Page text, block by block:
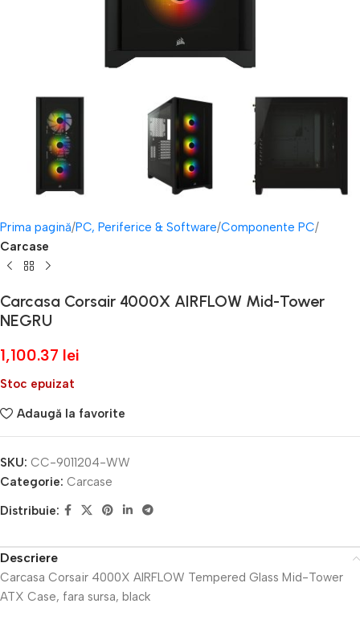
Prima pagină PC, Periferice & Software Componente PC
Carcase
Carcasa Corsair 4000X AIRFLOW Mid-Tower
NEGRU
1,100.37 lei
Stoc epuizat
Adaugă la favorite
SKU: CC-9011204-WW
Categorie: Carcase
Distribuie:
Descriere
Carcasa Corsair 4000X AIRFLOW Tempered Glass Mid-Tower
ATX Case, fara sursa, black